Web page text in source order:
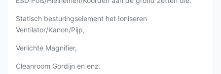
Statisch besturingselement het Ioniseren
Ventilator/Kanon/Pijp,
Verlichte Magnifier,
Cleanroom Gordijn en enz.